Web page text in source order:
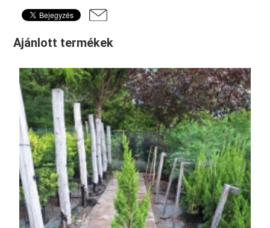
Ajánlott termékek